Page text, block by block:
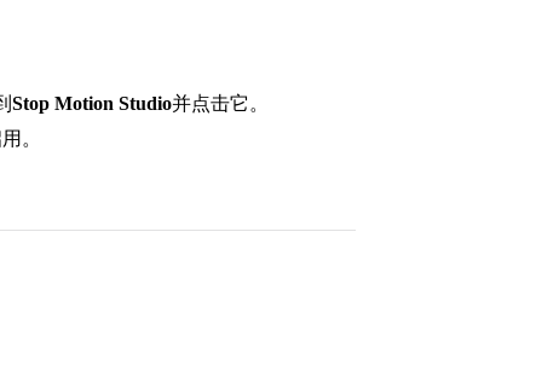
Stop Motion Studio并点击它。
。